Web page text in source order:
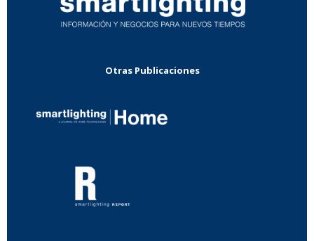
Otras Publicaciones